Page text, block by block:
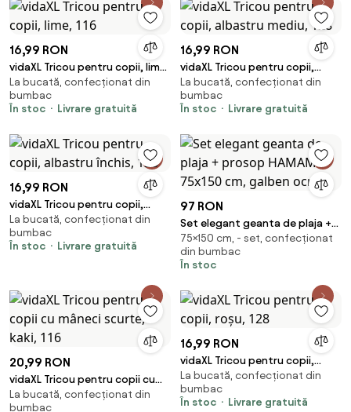
16,99 RON
vidaXL Tricou pentru copii, lime,
116
La bucată, confecționat din
bumbac
În stoc
Livrare gratuită
16,99 RON
vidaXL Tricou pentru copii,
albastru mediu, 128
La bucată, confecționat din
bumbac
În stoc
Livrare gratuită
16,99 RON
vidaXL Tricou pentru copii,
albastru închis, 128
La bucată, confecționat din
bumbac
În stoc
Livrare gratuită
97 RON
Set elegant geanta de plaja +
prosop HAMAM 75x150 cm,
galben ocru
75×150 cm, - set, confecționat
din bumbac
În stoc
20,99 RON
vidaXL Tricou pentru copii cu
mâneci scurte, kaki, 116
La bucată, confecționat din
bumbac
16,99 RON
vidaXL Tricou pentru copii,
roșu, 128
La bucată, confecționat din
bumbac
În stoc
Livrare gratuită